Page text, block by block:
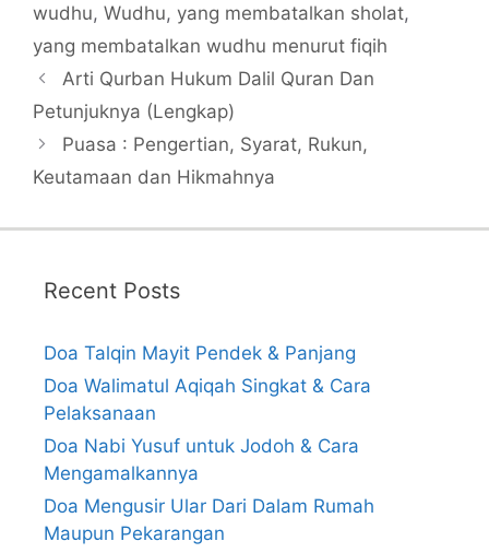
wudhu, Wudhu, yang membatalkan sholat,
yang membatalkan wudhu menurut fiqih
Arti Qurban Hukum Dalil Quran Dan
Petunjuknya (Lengkap)
Puasa : Pengertian, Syarat, Rukun,
Keutamaan dan Hikmahnya
Recent Posts
Doa Talqin Mayit Pendek & Panjang
Doa Walimatul Aqiqah Singkat & Cara
Pelaksanaan
Doa Nabi Yusuf untuk Jodoh & Cara
Mengamalkannya
Doa Mengusir Ular Dari Dalam Rumah
Maupun Pekarangan